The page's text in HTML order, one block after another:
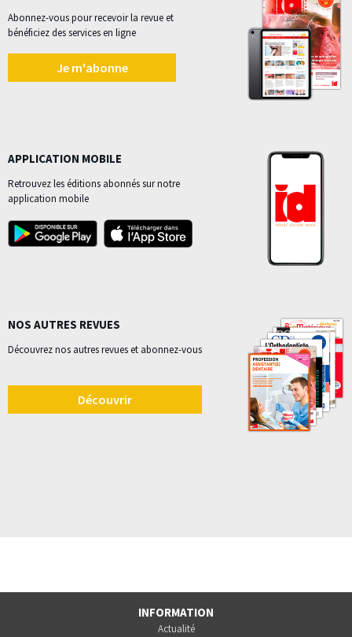
Abonnez-vous pour recevoir la revue et
bénéficiez des services en ligne
Je m'abonne
APPLICATION MOBILE
Retrouvez les éditions abonnés sur notre
application mobile
NOS AUTRES REVUES
Découvrez nos autres revues et abonnez-vous
Découvrir
INFORMATION
Actualité